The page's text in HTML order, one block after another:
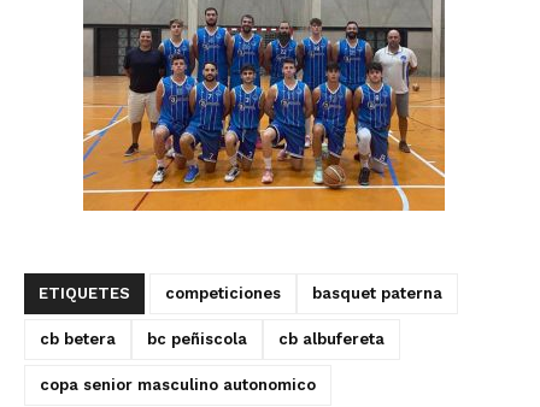
ETIQUETES competiciones basquet paterna
cb betera bc peñiscola cb albufereta
copa senior masculino autonomico